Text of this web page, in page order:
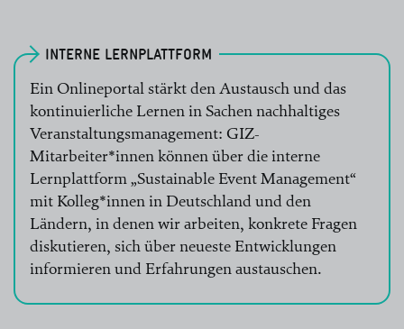
dieTHG-Emissionen bilanziert und kompensiert.
Die Mindeststandards, die für Deutschland und
Brüssel verbindlich sind, können in vielen Ländern,
in denen die GIZ arbeitet, nicht im gleichen Maß
umgesetzt werden. Daher werden sie zusammen mit
den Training Hubs der Akademie für Internationale
Zusammenarbeit an regionalspezifische
Gegebenheiten angepasst. So entstehen in Addis
Abeba und Bangkok landeseigene Orientierungen.
Auch die Teams der Länderbüros, die vor Ort mit der
Durchführung des Corporate Sustainability
Handprints®befasst sind, nehmen sich Maßnahmen
INTERNE LERNPLATTFORM
Ein Onlineportal stärkt den Austausch und das
kontinuierliche Lernen in Sachen nachhaltiges
Veranstaltungsmanagement: GIZ-
Mitarbeiter*innen können über die interne
Lernplattform „Sustainable Event Management“
mit Kolleg*innen in Deutschland und den
Ländern, in denen wir arbeiten, konkrete Fragen
diskutieren, sich über neueste Entwicklungen
informieren und Erfahrungen austauschen.